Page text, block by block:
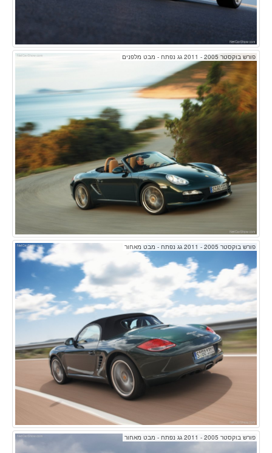
פורש בוקסטר 2005 - 2011 גג נפתח - מבט מלפנים
פורש בוקסטר 2005 - 2011 גג נפתח - מבט מאחור
פורש בוקסטר 2005 - 2011 גג נפתח - מבט מאחור